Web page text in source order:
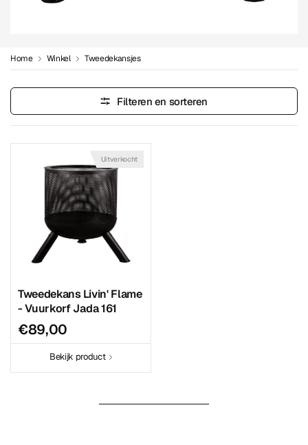
Home Winkel Tweedekansjes
Filteren en sorteren
Uitverkocht
Tweedekans Livin' Flame
- Vuurkorf Jada 161
€89,00
Bekijk product